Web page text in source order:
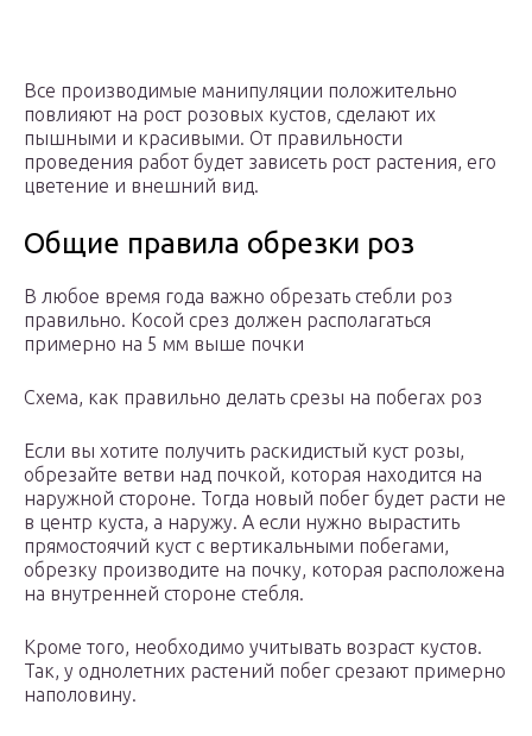
Все производимые манипуляции положительно
повлияют на рост розовых кустов, сделают их
пышными и красивыми. От правильности
проведения работ будет зависеть рост растения, его
цветение и внешний вид.
Общие правила обрезки роз
В любое время года важно обрезать стебли роз
правильно. Косой срез должен располагаться
примерно на 5 мм выше почки
Схема, как правильно делать срезы на побегах роз
Если вы хотите получить раскидистый куст розы,
обрезайте ветви над почкой, которая находится на
наружной стороне. Тогда новый побег будет расти не
в центр куста, а наружу. А если нужно вырастить
прямостоячий куст с вертикальными побегами,
обрезку производите на почку, которая расположена
на внутренней стороне стебля.
Кроме того, необходимо учитывать возраст кустов.
Так, у однолетних растений побег срезают примерно
наполовину.